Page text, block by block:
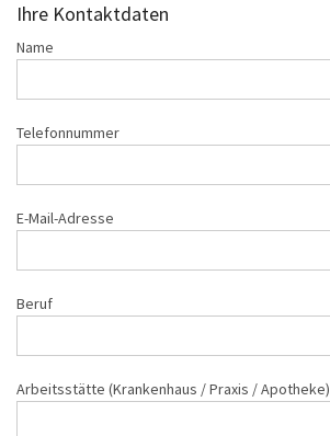
Ihre Kontaktdaten
Name
Telefonnummer
E-Mail-Adresse
Beruf
Arbeitsstätte (Krankenhaus / Praxis / Apotheke)